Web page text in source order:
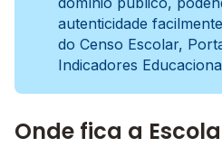
autenticidade
do Censo Escolar,
Indicadores
Onde fica a